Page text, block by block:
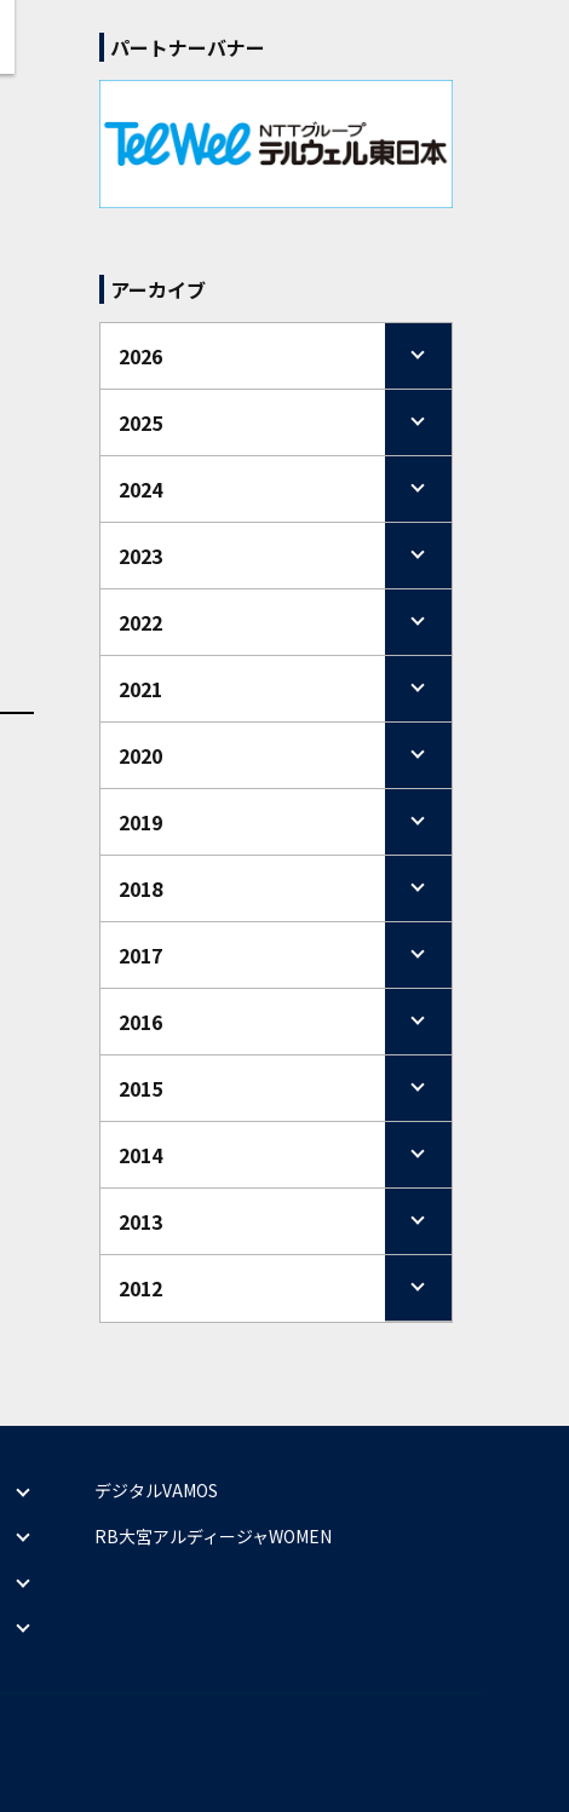
パートナーバナー
アーカイブ
2026
2025
2024
2023
2022
2021
2020
2019
2018
2017
2016
2015
2014
2013
2012
デジタルVAMOS
RB大宮アルディージャWOMEN